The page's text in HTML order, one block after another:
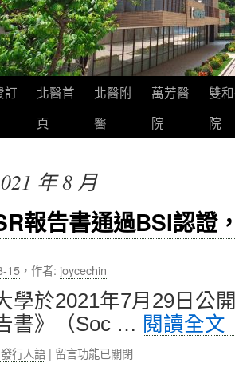
訂
北醫首
頁
北醫附
醫
萬芳醫
院
雙
院
年 8 月
報告書通過BSI認證
15 ， 作者: joycechin
學於2021年7月29日公
書》（Soc … 閱讀全文
行人語 | 在
留言功能已關閉